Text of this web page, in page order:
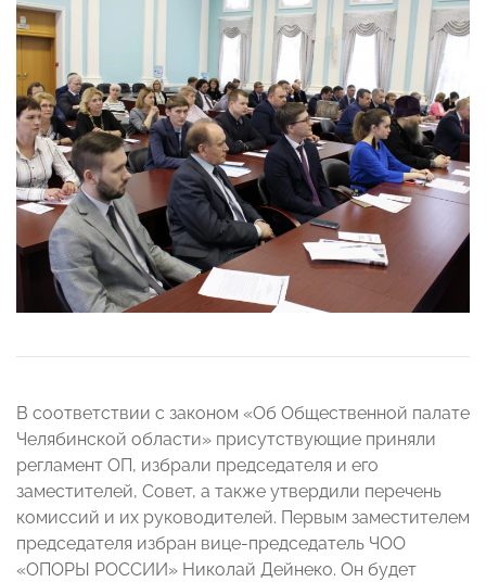
В соответствии с законом «Об Общественной палате
Челябинской области» присутствующие приняли
регламент ОП, избрали председателя и его
заместителей, Совет, а также утвердили перечень
комиссий и их руководителей. Первым заместителем
председателя избран вице-председатель ЧОО
«ОПОРЫ РОССИИ» Николай Дейнеко. Он будет